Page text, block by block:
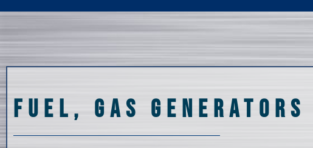
Fuel, gas generators